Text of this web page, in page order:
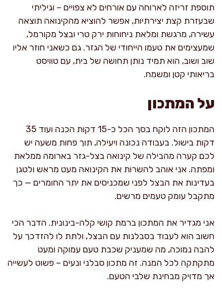
תוספת זריזה לארוחה עם אורחים לא צפויים – וגיליתי
שבעזרת קצת יצירתיות, אפשר להוציא מהקינואה תוצאה
עשירה, מרגשת ומלאת ניחוחות ירק טרי ובצל מקורמל,
שמעצימים את טעמו הייחודי של הגזר. גם כשאני חוזר אליו
שוב ושוב, הוא תמיד נותן תחושה של בית, עם טוויסט
בריאותי קטן ומשמח.
על המתכון
המתכון הזה לוקח בסך הכל כ-15 דקות הכנה ועוד 35
דקות בישול. בעבודה נכונה ויעילה, תוך פחות משעה יש
לכם קערה מהבילה של קינואה בצל-גזר בארומה ממלאת
ומפתה. אני אוהב להשרות את הקינואה מעט מראש ולטגן
בעדינות את הבצל לפני שמכניסים את יתר החומרים — כך
מתקבל עומק טעמים מרשים.
אני מגדיר את המתכון ברמת קושי קלה-בינונית. הדבר הכי
חשוב הוא לעבוד בסבלנות עם הבצל, ולתת לו להזדכך על
להבה נמוכה, מה שמעניק שכבת טעם עמוקה ומעט
מתקתקה לכל המנה. זה מתכון סבלני ונעים – פשוט לעשייה
אך מדויק מבחינת שלבי הטעם.